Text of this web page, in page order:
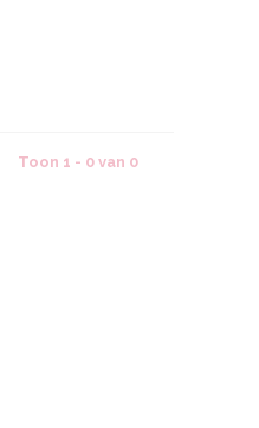
Toon 1 - 0 van 0